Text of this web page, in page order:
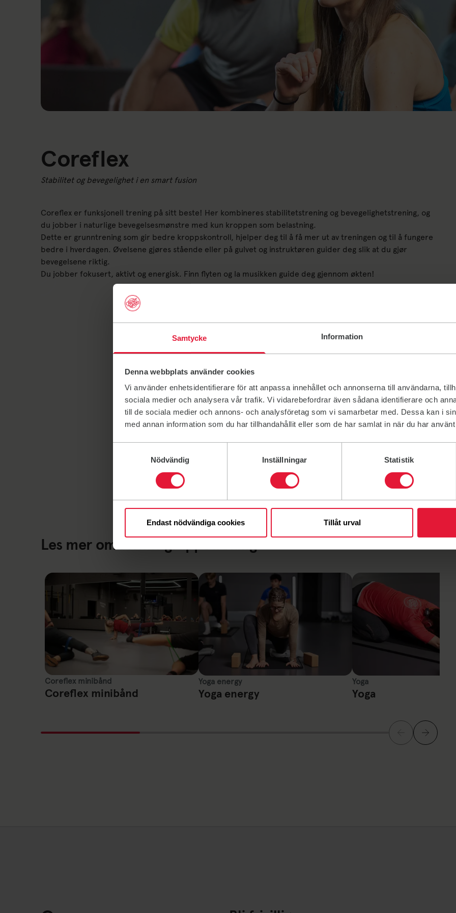
Samtycke Information
Denna webbplats använder cookies
Vi använder enhetsidentifierare för att anpassa innehållet och annonserna till användarna,
sociala medier och analysera vår trafik. Vi vidarebefordrar även sådana identifierare och
till de sociala medier och annons- och analysföretag som vi samarbetar med. Dessa kan i
med annan information som du har tillhandahållit eller som de har samlat in när du har
Nödvändig
Inställningar Statistik
Endast nödvändiga cookies Tillåt urval
Coreflex
Stabilitet og bevegelighet i en smart fusion
Coreflex er funksjonell trening på sitt beste! Her kombineres stabilitetstrening og bevegelighetstrening, og
du jobber i naturlige bevegelsesmønstre med kun kroppen som belastning.
Dette er grunntrening som gir bedre kroppskontroll, hjelper deg til å få mer ut av treningen og til å fungere
bedre i hverdagen. Øvelsene gjøres stående eller på gulvet og instruktøren guider deg slik at du gjør
bevegelsene riktig.
Du jobber fokusert, aktivt og energisk. Finn flyten og la musikken guide deg gjennom økten!
Les mer om Friskis gruppetrening Link till: Läs mer om F&S gruppträning
Coreflex minibånd
Coreflex minibånd
Coreflex minibånd
Yoga energy
Yoga energy
Yoga energy
Yoga
Yoga
Yoga